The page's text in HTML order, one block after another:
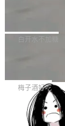
获配9...
题，该问题可能导
P）！这一里程碑
长期停止内容更新
提交的编辑请求也
pedia 于去年底上
容的百科平台，被
维基百科的替代
白开水不加糖
是这样的：配
声明
erceptor…五六步
梅子酒好吃
Apache Doris
支持 UPDATE
Apache Doris 4.1